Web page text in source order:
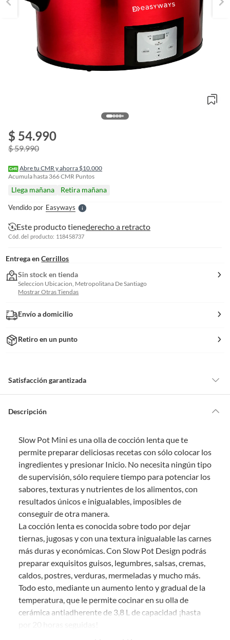
$ 54.990
$ 59.990
Abre tu CMR y ahorra $10.000
Acumula hasta 366CMR Puntos
Llega mañana Retira mañana
Vendido por EasywaysS
l
e
r
Este producto tienederecho a retracto
Cód. del producto: 118458737
Entrega en Cerrillos
Sin stock en tienda
Seleccion Ubicacion, Metropolitana De Santiago
Mostrar Otras Tiendas
Envío a domicilio
Retiro en un punto
Satisfacción garantizada
de la compra.
comprado por internet y que hay ciertas categorías que no tienen este
derecho:
Productos que, por su naturaleza, no puedan ser devueltos,
puedan deteriorarse o caducar con rapidez.
Confeccionados a la medida.
De uso personal.
En sodimac.cl te damos30 días desde que recibes el producto
estar en perfecto estado, con todas sus etiquetas y sin uso, tal como te lo
entregamos.
Productos digitales que se entregan a través de una descarga
electrónica, por ejemplo, cupones de experiencia o programas
para el computador.
Productos a pedido o confeccionados a medida.
Productos que han sido informados como imperfectos, usados,
reparados, abiertos, de segunda selección, remanufacturados o
Descripción
Slow Pot Mini es una olla de cocción lenta que te
permite preparar deliciosas recetas con sólo colocar los
ingredientes y presionar Inicio. No necesita ningún tipo
de supervisión, sólo requiere tiempo para potenciar los
sabores, texturas y nutrientes de los alimentos, con
resultados únicos e inigualables, imposibles de
conseguir de otra manera.
La cocción lenta es conocida sobre todo por dejar
tiernas, jugosas y con una textura inigualable las carnes
más duras y económicas. Con Slow Pot Design podrás
preparar exquisitos guisos, legumbres, salsas, cremas,
caldos, postres, verduras, mermeladas y mucho más.
Todo esto, mediante un aumento lento y gradual de la
temperatura, que le permite cocinar en su olla de
cerámica antiadherente de 3,8 L de capacidad ¡hasta